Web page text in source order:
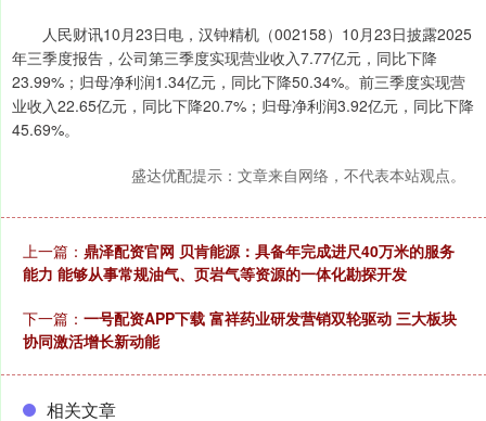
人民财讯10月23日电，汉钟精机（002158）10月23日披露2025
年三季度报告，公司第三季度实现营业收入7.77亿元，同比下降
23.99%；归母净利润1.34亿元，同比下降50.34%。前三季度实现营
业收入22.65亿元，同比下降20.7%；归母净利润3.92亿元，同比下降
45.69%。
盛达优配提示：文章来自网络，不代表本站观点。
上一篇： 鼎泽配资官网 贝肯能源：具备年完成进尺40万米的服务
能力 能够从事常规油气、页岩气等资源的一体化勘探开发
下一篇： 一号配资APP下载 富祥药业研发营销双轮驱动 三大板块
协同激活增长新动能
相关文章